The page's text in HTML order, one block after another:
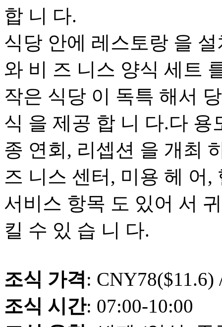
합 니 다.
식당 안에 레스토랑 을
와 비 즈 니스 양식 세트
작은 식당 이 독특 해서
식 을 제공 합 니 다.다
종 연회, 리셉션 을 개최
즈 니스 센터, 미용 헤 어
서비스 항목 도 있어 서
킬 수 있 습 니 다.
조식 가격: CNY78($11.6)
조식 시간: 07:00-10:00